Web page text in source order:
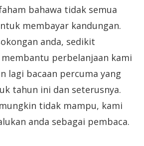
bahawa tidak semua
membayar kandungan.
anda, sedikit
perbelanjaan kami
lagi bacaan percuma yang
tahun ini dan seterusnya.
tidak mampu, kami
anda sebagai pembaca.